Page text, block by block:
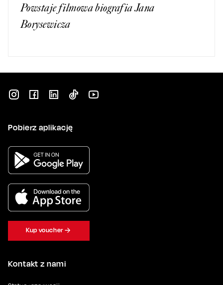
Powstaje filmowa biografia Jana
Borysewicza
Kontakt z nami
Pobierz aplikację
Kup voucher